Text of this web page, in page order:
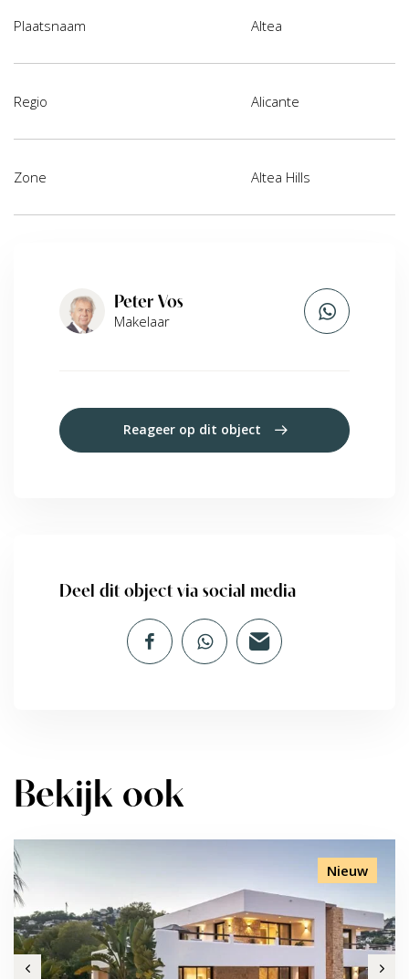
Plaatsnaam Altea
Regio Alicante
Zone Altea Hills
Peter Vos
Makelaar
Reageer op dit object
Deel dit object via social media
Bekijk ook
Nieuw